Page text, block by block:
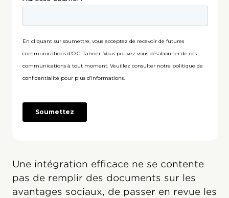
Une intégration efficace ne se contente
pas de remplir des documents sur les
avantages sociaux, de passer en revue les